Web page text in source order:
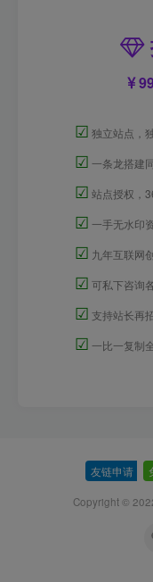
☑ 独立站点，
☑ 一条龙搭建
☑ 站点授权，
☑ 一手无水印
☑ 九年互联网
☑ 可私下咨询
☑ 支持站长再
☑ 一比一复制
友链申请
Copyright ©